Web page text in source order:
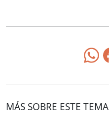
MÁS SOBRE ESTE TEMA